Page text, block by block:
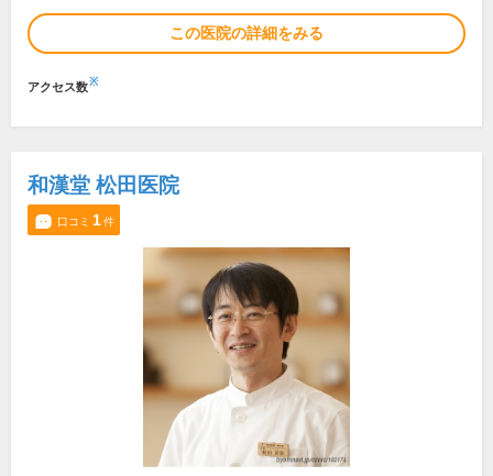
この医院の詳細をみる
アクセス数※
和漢堂 松田医院
口コミ 1件